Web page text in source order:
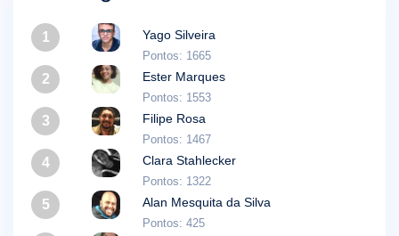
1 Yago Silveira
Pontos: 1665
2 Ester Marques
Pontos: 1553
3 Filipe Rosa
Pontos: 1467
4 Clara Stahlecker
Pontos: 1322
5 Alan Mesquita da Silva
Pontos: 425